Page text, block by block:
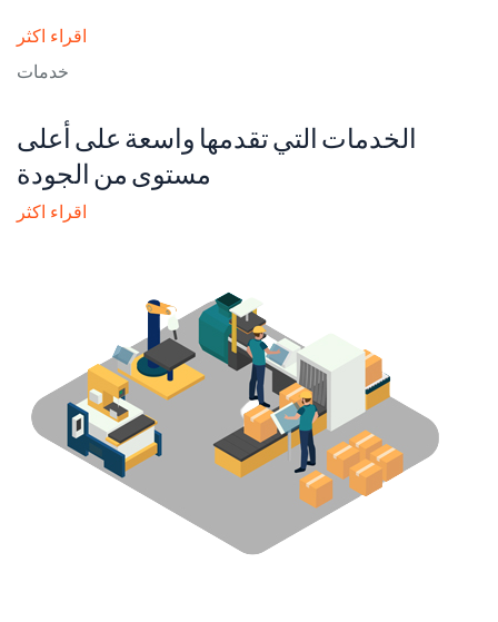
اقراء اكثر
خدمات
الخدمات التي تقدمها واسعة على أعلى
مستوى من الجودة
اقراء اكثر